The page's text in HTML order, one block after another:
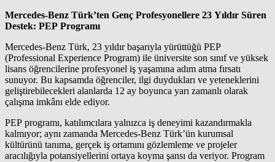
Mercedes-Benz Türk’ten Genç Profesyonellere 23 Yıldır Süren
Destek: PEP Programı
Mercedes-Benz Türk, 23 yıldır başarıyla yürüttüğü PEP
(Professional Experience Program) ile üniversite son sınıf ve yüksek
lisans öğrencilerine profesyonel iş yaşamına adım atma fırsatı
sunuyor. Bu kapsamda öğrenciler, ilgi duydukları ve yeteneklerini
geliştirebilecekleri alanlarda 12 ay boyunca yarı zamanlı olarak
çalışma imkânı elde ediyor.
PEP programı, katılımcılara yalnızca iş deneyimi kazandırmakla
kalmıyor; aynı zamanda Mercedes-Benz Türk’ün kurumsal
kültürünü tanıma, gerçek iş ortamını gözlemleme ve projeler
aracılığıyla potansiyellerini ortaya koyma şansı da veriyor. Program